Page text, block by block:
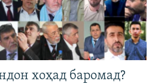
хоҳад баромад?